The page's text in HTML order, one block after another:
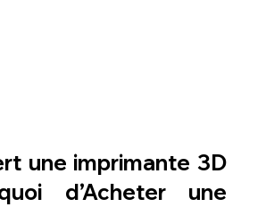
une imprimante 3D
d’Acheter une